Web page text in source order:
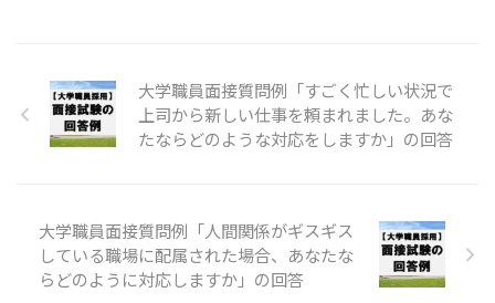
大学職員面接質問例「すごく忙しい状況で
上司から新しい仕事を頼まれました。あな
たならどのような対応をしますか」の回答
大学職員面接質問例「人間関係がギスギス
している職場に配属された場合、あなたな
らどのように対応しますか」の回答